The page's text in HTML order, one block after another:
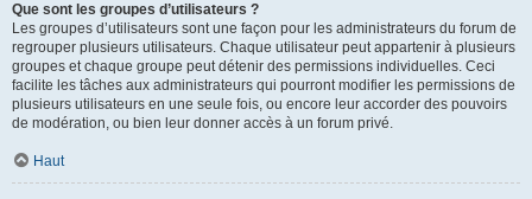
Que sont les groupes d’utilisateurs ?
Les groupes d’utilisateurs sont une façon pour les administrateurs du forum de
regrouper plusieurs utilisateurs. Chaque utilisateur peut appartenir à plusieurs
groupes et chaque groupe peut détenir des permissions individuelles. Ceci
facilite les tâches aux administrateurs qui pourront modifier les permissions de
plusieurs utilisateurs en une seule fois, ou encore leur accorder des pouvoirs
de modération, ou bien leur donner accès à un forum privé.
Haut